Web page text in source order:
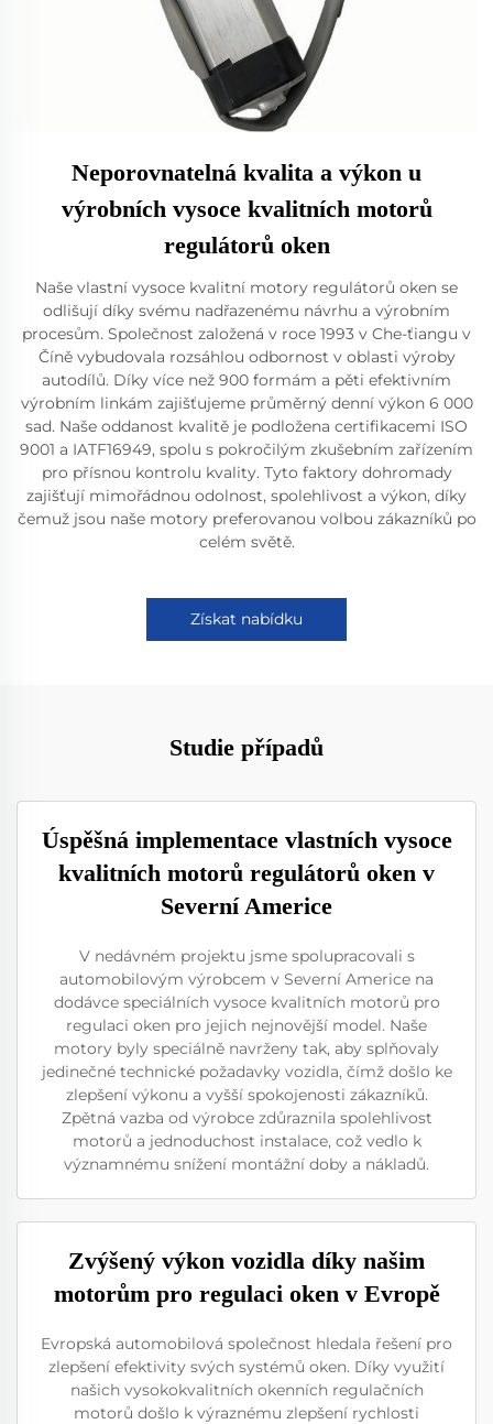
Neporovnatelná kvalita a výkon u
výrobních vysoce kvalitních motorů
regulátorů oken
Naše vlastní vysoce kvalitní motory regulátorů oken se
odlišují díky svému nadřazenému návrhu a výrobním
procesům. Společnost založená v roce 1993 v Che-ťiangu v
Číně vybudovala rozsáhlou odbornost v oblasti výroby
autodílů. Díky více než 900 formám a pěti efektivním
výrobním linkám zajišťujeme průměrný denní výkon 6 000
sad. Naše oddanost kvalitě je podložena certifikacemi ISO
9001 a IATF16949, spolu s pokročilým zkušebním zařízením
pro přísnou kontrolu kvality. Tyto faktory dohromady
zajišťují mimořádnou odolnost, spolehlivost a výkon, díky
čemuž jsou naše motory preferovanou volbou zákazníků po
celém světě.
Získat nabídku
Studie případů
Úspěšná implementace vlastních vysoce
kvalitních motorů regulátorů oken v
Severní Americe
V nedávném projektu jsme spolupracovali s
automobilovým výrobcem v Severní Americe na
dodávce speciálních vysoce kvalitních motorů pro
regulaci oken pro jejich nejnovější model. Naše
motory byly speciálně navrženy tak, aby splňovaly
jedinečné technické požadavky vozidla, čímž došlo ke
zlepšení výkonu a vyšší spokojenosti zákazníků.
Zpětná vazba od výrobce zdůraznila spolehlivost
motorů a jednoduchost instalace, což vedlo k
významnému snížení montážní doby a nákladů.
Zvýšený výkon vozidla díky našim
motorům pro regulaci oken v Evropě
Evropská automobilová společnost hledala řešení pro
zlepšení efektivity svých systémů oken. Díky využití
našich vysokokvalitních okenních regulačních
motorů došlo k výraznému zlepšení rychlosti